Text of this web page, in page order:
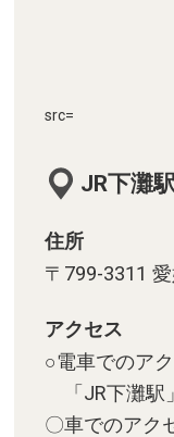
src=
JR下灘駅
住所
〒799-3311
アクセス
○電車でのア
「JR下灘駅
〇車でのアク